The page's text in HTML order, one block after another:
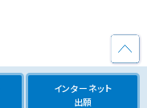
インターネット
出願